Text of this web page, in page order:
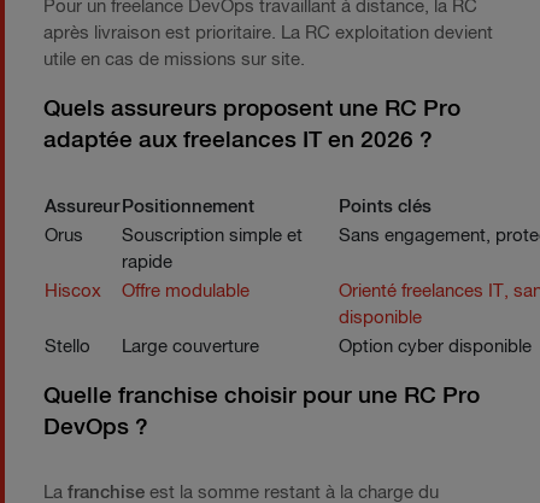
Pour un freelance DevOps travaillant à distance, la RC
après livraison est prioritaire. La RC exploitation devient
utile en cas de missions sur site.
Quels assureurs proposent une RC Pro
adaptée aux freelances IT en 2026 ?
Assureur Positionnement
Points clés
Orus
Souscription simple et
rapide
Sans engagement,
Hiscox Offre modulable
Orienté freelances IT,
disponible
Stello
Large couverture Option cyber disponible
Quelle franchise choisir pour une RC Pro
DevOps ?
La franchise est la somme restant à la charge du